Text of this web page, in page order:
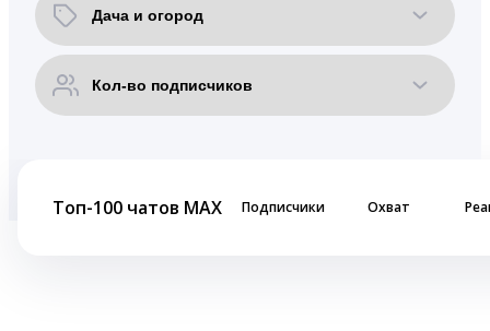
Топ-100 чатов MAX Подписчики Охват